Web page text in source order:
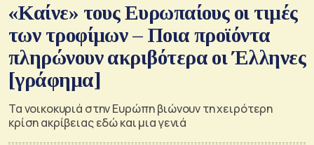
«Καίνε» τους Ευρωπαίους οι τιμές
των τροφίμων – Ποια προϊόντα
πληρώνουν ακριβότερα οι Έλληνες
[γράφημα]
Τα νοικοκυριά στην Ευρώπη βιώνουν τη χειρότερη
κρίση ακρίβειας εδώ και μια γενιά